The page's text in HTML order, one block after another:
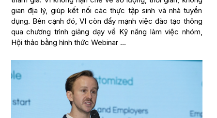
gian địa lý, giúp kết nối các thực tập sinh và nhà tuyển
dụng. Bên cạnh đó, VI còn đẩy mạnh việc đào tạo thông
qua chương trình giảng dạy về Kỹ năng làm việc nhóm,
Hội thảo bằng hình thức Webinar …